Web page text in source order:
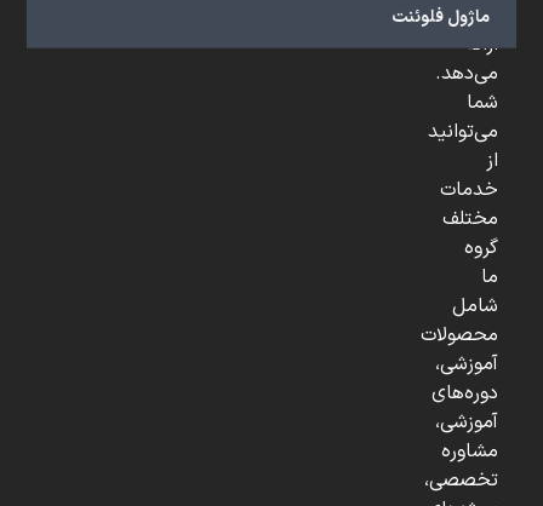
ماژول فلوئنت
...
ارائه
می‌دهد.
شما
می‌توانید
از
خدمات
مختلف
گروه
ما
شامل
محصولات
آموزشی،
دوره‌های
آموزشی،
مشاوره
تخصصی،